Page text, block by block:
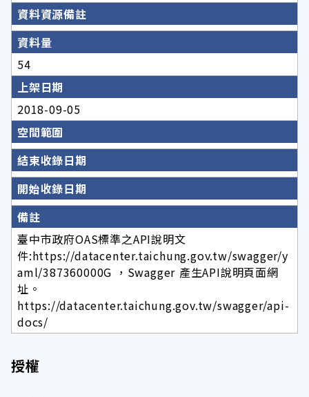
資料資源備註
資料量
54
上架日期
2018-09-05
空間範圍
結束收錄日期
開始收錄日期
備註
臺中市政府OAS標準之API說明文
件:https://datacenter.taichung.gov.tw/swagger/y
aml/387360000G ，Swagger 產生API說明頁面網
址。
https://datacenter.taichung.gov.tw/swagger/api-
docs/
授權